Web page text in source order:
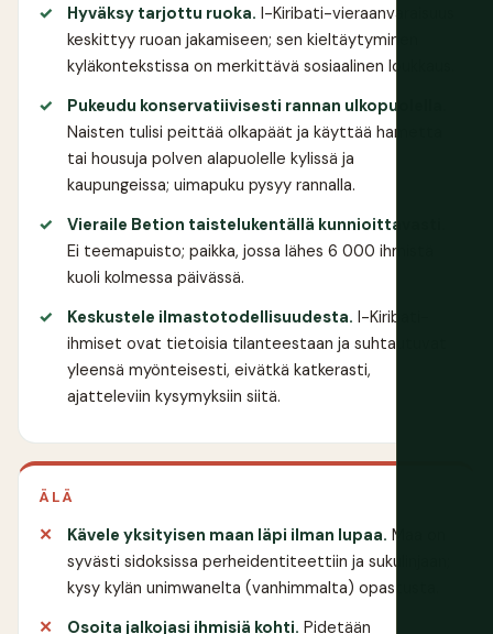
Hyväksy tarjottu ruoka. I-Kiribati-vieraanvaraisuus
keskittyy ruoan jakamiseen; sen kieltäytyminen
kyläkontekstissa on merkittävä sosiaalinen loukkaus.
Pukeudu konservatiivisesti rannan ulkopuolella.
Naisten tulisi peittää olkapäät ja käyttää hametta
tai housuja polven alapuolelle kylissä ja
kaupungeissa; uimapuku pysyy rannalla.
Vieraile Betion taistelukentällä kunnioittavasti.
Ei teemapuisto; paikka, jossa lähes 6 000 ihmistä
kuoli kolmessa päivässä.
Keskustele ilmastotodellisuudesta. I-Kiribati-
ihmiset ovat tietoisia tilanteestaan ja suhtautuvat
yleensä myönteisesti, eivätkä katkerasti,
ajatteleviin kysymyksiin siitä.
ÄLÄ
Kävele yksityisen maan läpi ilman lupaa. Maa on
syvästi sidoksissa perheidentiteettiin ja sukulinjaan;
kysy kylän unimwanelta (vanhimmalta) opastusta.
Osoita jalkojasi ihmisiä kohti. Pidetään